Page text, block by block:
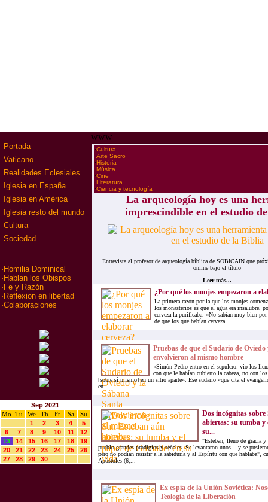
Portada
Vaticano
Realidades Eclesiales
Iglesia en España
Iglesia en América
Iglesia resto del mundo
Cultura
Sociedad
· Homilia Dominical
· Hablan los Obispos
· Fe y Razón
· Reflexion en libertad
·Colaboraciones
Sep 2021
Mo
Tu We Th Fr Sa
Su
1
2 3 4
5
6
7 8 9 10 11
12
13
14 15 16 17 18
19
20
21 22 23 24 25
26
27
28 29 30
www
·Cultura
·Arte Sacro
·História
·Música
·Cine
·Literatura
·Ciencia y tecnología
La arqueología hoy es una
imprescindible en el estudio
Entrevista al profesor de arqueología bíblica de SOBICAIN que
online bajo el título
Leer más...
¿Por qué los monjes empezaron a
La primera razón por la que los monjes
los monasterios es que el agua era insalubre,
cerveza la purificaba. «No sabían muy bien
de que los que bebían cerveza...
Pruebas de que el Sudario de
envolvieron al mismo hombre
«Simón Pedro entró en el sepulcro: vio los
con que le habían cubierto la cabeza, no con
[sobre sí mismo] en un sitio aparte». Ese sudario «que cita el
en...
Dos incógnitas
abiertas: su tumba y
su...
"Esteban, lleno de gracia y
pueblo grandes prodigios y señales. Se levantaron unos... y se
pero no podían resistir a la sabiduría y al Espíritu con que hablaba",
Apóstoles (6,...
Ex espía de la Unión Soviética:
Teología de la Liberación